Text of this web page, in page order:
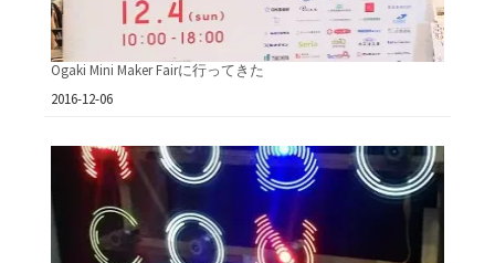
Ogaki Mini Maker Fairに行ってきた
日付
2016-12-06